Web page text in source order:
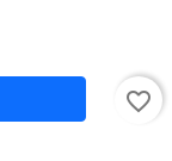
favorite_border